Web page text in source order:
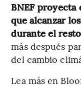
BNEF proyecta
que alcanzar
durante el
más después
del cambio
Lea más en